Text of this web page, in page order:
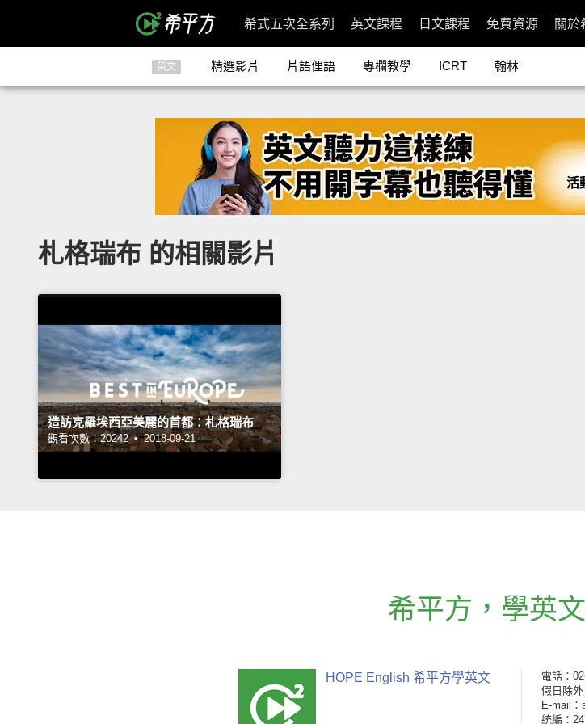
希式五次全系列 英文課程 日文課程 免費資源 關於
英文 精選影片 片語俚語 專欄教學 ICRT 翰林
活
札格瑞布 的相關影片
造訪克羅埃西亞美麗的首都：札格瑞布
觀看次數：20242 • 2018-09-21
希平方 ， 學英
HOPE English 希平方學英文 電話：
假日除外
E-mail
統編：